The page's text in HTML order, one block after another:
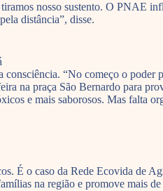
nosso sustento. O PNAE
distância”, disse.
consciência. “No começo o
na praça São Bernardo para
e mais saborosos. Mas falta
É o caso da Rede Ecovida de
na região e promove mais